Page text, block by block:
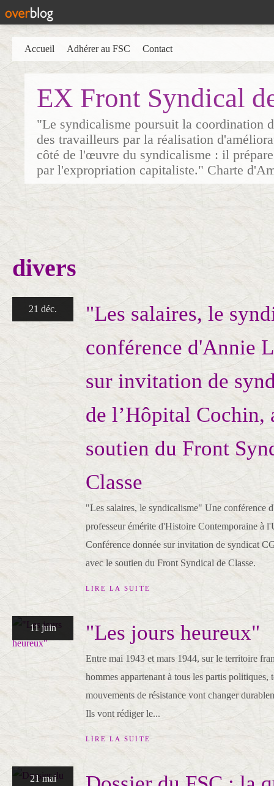
EX Front Syndical
"Le syndicalisme poursuit la coordination
des travailleurs par la réalisation
côté de l'œuvre du syndicalisme : il
par l'expropriation capitaliste." Charte
Accueil Adhérer au FSC Contact
divers
21 déc.
"Les salaires, le
conférence d'Annie
sur invitation de
de l’Hôpital Cochin,
soutien du Front
Classe
"Les salaires, le syndicalisme" Une conférence
professeur émérite d'Histoire Contemporaine à
Conférence donnée sur invitation de syndicat
avec le soutien du Front Syndical de Classe.
LIRE LA SUITE
11 juin "Les jours heureux"
Entre mai 1943 et mars 1944, sur le territoire
hommes appartenant à tous les partis politiques,
mouvements de résistance vont changer
Ils vont rédiger le...
LIRE LA SUITE
21 mai